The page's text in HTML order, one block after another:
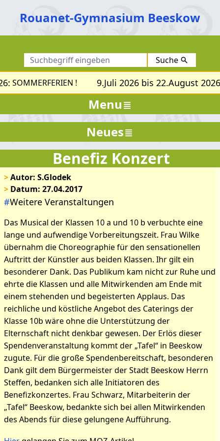
Rouanet-Gymnasium Beeskow
Suche
SOMMERFERIEN ! 9.Juli 2026 bis 22.August
Menu
Benefiz Konzert
>Autor: S.Glodek
> Datum: 27.04.2017
#Weitere Veranstaltungen
Das Musical der Klassen 10 a und 10 b verbuchte eine
lange und aufwendige Vorbereitungszeit. Frau Wilke
übernahm die Choreographie für den sensationellen
Auftritt der Künstler aus beiden Klassen. Ihr gilt ein
besonderer Dank. Das Publikum kam nicht zur Ruhe und
ehrte die Klassen und alle Mitwirkenden am Ende mit
einem stehenden und begeisterten Applaus. Das
reichliche und köstliche Angebot des Caterings der
Klasse 10b wäre ohne die Unterstützung der
Elternschaft nicht denkbar gewesen. Der Erlös dieser
Spendenveranstaltung kommt der „Tafel“ in Beeskow
zugute. Für die große Spendenbereitschaft, besonderen
Dank gilt dem Bürgermeister der Stadt Beeskow Herrn
Steffen, bedanken sich alle Initiatoren des
Benefizkonzertes. Frau Schwarz, Mitarbeiterin der
„Tafel“ Beeskow, bedankte sich bei allen Mitwirkenden
des Abends für diese gelungene Aufführung.
Bilder zum Artikel: Benefiz
Konzert
Neues